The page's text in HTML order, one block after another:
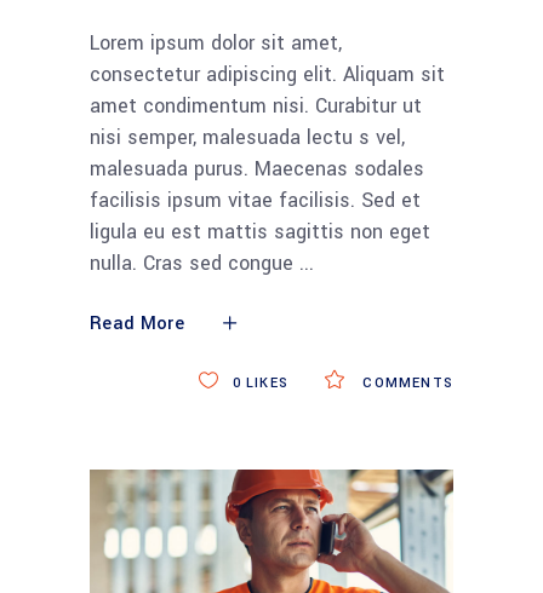
Lorem ipsum dolor sit amet,
consectetur adipiscing elit. Aliquam sit
amet condimentum nisi. Curabitur ut
nisi semper, malesuada lectu s vel,
malesuada purus. Maecenas sodales
facilisis ipsum vitae facilisis. Sed et
ligula eu est mattis sagittis non eget
nulla. Cras sed congue
Read More
COMMENTS
0 LIKES